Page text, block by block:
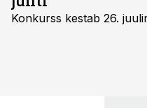
Konkurss kestab 26.